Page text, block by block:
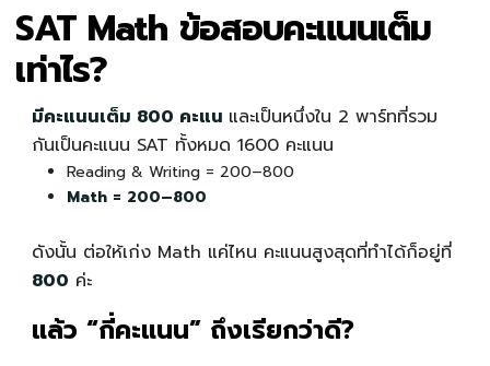
SAT Math ข้อสอบคะแนนเต็ม
เท่าไร?
มีคะแนนเต็ม 800 คะแน และเป็นหนึ่งใน 2 พาร์ทที่รวม
กันเป็นคะแนน SAT ทั้งหมด 1600 คะแนน
Reading & Writing = 200–800
Math = 200–800
ดังนั้น ต่อให้เก่ง Math แค่ไหน คะแนนสูงสุดที่ทำได้ก็อยู่ที่
800 ค่ะ
แล้ว “กี่คะแนน” ถึงเรียกว่าดี?